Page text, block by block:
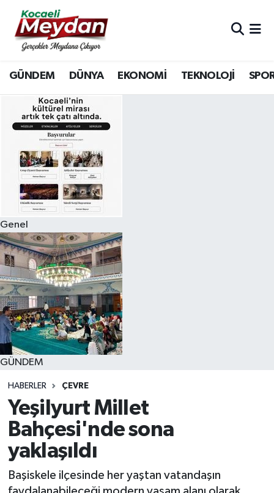
GÜNDEM DÜNYA EKONOMİ TEKNOLOJİ
Genel
GÜNDEM
HABERLER ÇEVRE
Yeşilyurt Millet
Bahçesi'nde sona
yaklaşıldı
Başiskele ilçesinde her yaştan vatandaşın
Nöbetçi Eczaneler
Hava Durumu
Trafik Durumu
Süper Lig Puan Durumu ve Fikstür
Tüm Manşetler
Son Dakika Haberleri
Haber Arşivi